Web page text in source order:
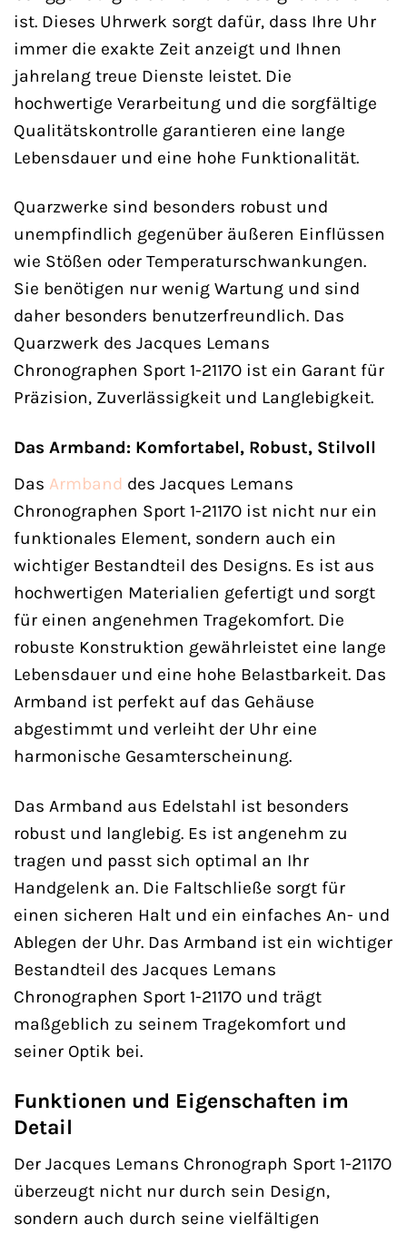
ist. Dieses Uhrwerk sorgt dafür, dass Ihre Uhr
immer die exakte Zeit anzeigt und Ihnen
jahrelang treue Dienste leistet. Die
hochwertige Verarbeitung und die sorgfältige
Qualitätskontrolle garantieren eine lange
Lebensdauer und eine hohe Funktionalität.
Quarzwerke sind besonders robust und
unempfindlich gegenüber äußeren Einflüssen
wie Stößen oder Temperaturschwankungen.
Sie benötigen nur wenig Wartung und sind
daher besonders benutzerfreundlich. Das
Quarzwerk des Jacques Lemans
Chronographen Sport 1-2117O ist ein Garant für
Präzision, Zuverlässigkeit und Langlebigkeit.
Das Armband: Komfortabel, Robust, Stilvoll
Das Armband des Jacques Lemans
Chronographen Sport 1-2117O ist nicht nur ein
funktionales Element, sondern auch ein
wichtiger Bestandteil des Designs. Es ist aus
hochwertigen Materialien gefertigt und sorgt
für einen angenehmen Tragekomfort. Die
robuste Konstruktion gewährleistet eine lange
Lebensdauer und eine hohe Belastbarkeit. Das
Armband ist perfekt auf das Gehäuse
abgestimmt und verleiht der Uhr eine
harmonische Gesamterscheinung.
Das Armband aus Edelstahl ist besonders
robust und langlebig. Es ist angenehm zu
tragen und passt sich optimal an Ihr
Handgelenk an. Die Faltschließe sorgt für
einen sicheren Halt und ein einfaches An- und
Ablegen der Uhr. Das Armband ist ein wichtiger
Bestandteil des Jacques Lemans
Chronographen Sport 1-2117O und trägt
maßgeblich zu seinem Tragekomfort und
seiner Optik bei.
Funktionen und Eigenschaften im
Detail
Der Jacques Lemans Chronograph Sport 1-2117O
überzeugt nicht nur durch sein Design,
sondern auch durch seine vielfältigen